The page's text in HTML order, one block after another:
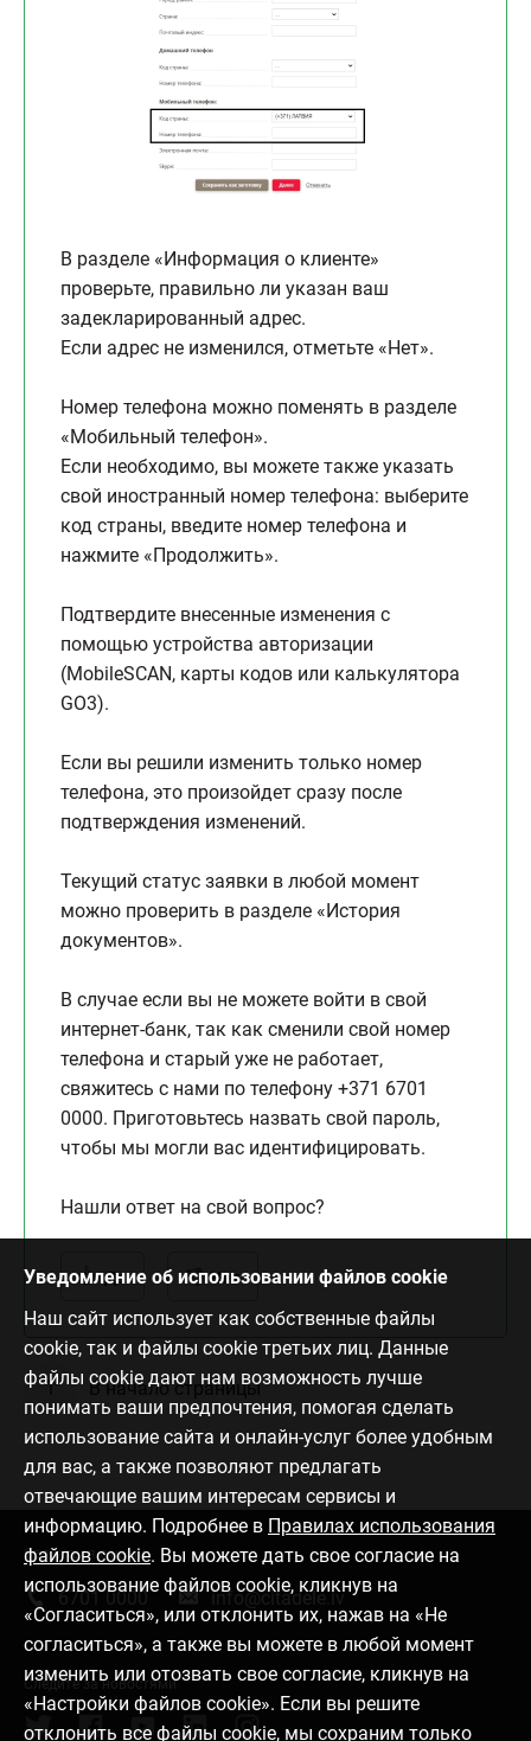
В разделе «Информация о клиенте»
проверьте, правильно ли указан ваш
задекларированный адрес.
Если адрес не изменился, отметьте «Нет».
Номер телефона можно поменять в разделе
«Мобильный телефон».
Если необходимо, вы можете также указать
свой иностранный номер телефона: выберите
код страны, введите номер телефона и
нажмите «Продолжить».
Подтвердите внесенные изменения с
помощью устройства авторизации
(MobileSCAN, карты кодов или калькулятора
GO3).
Если вы решили изменить только номер
телефона, это произойдет сразу после
подтверждения изменений.
Текущий статус заявки в любой момент
можно проверить в разделе «История
документов».
В случае если вы не можете войти в свой
интернет-банк, так как сменили свой номер
телефона и старый уже не работает,
свяжитесь с нами по телефону +371 6701
0000. Приготовьтесь назвать свой пароль,
чтобы мы могли вас идентифицировать.
Нашли ответ на свой вопрос?
Да Нет
В начало страницы
Уведомление об использовании файлов cookie
Наш сайт использует как собственные файлы
cookie, так и файлы cookie третьих лиц. Данные
файлы cookie дают нам возможность лучше
понимать ваши предпочтения, помогая сделать
использование сайта и онлайн-услуг более удобным
для вас, а также позволяют предлагать
отвечающие вашим интересам сервисы и
информацию. Подробнее в Правилах использования
файлов cookie. Вы можете дать свое согласие на
использование файлов cookie, кликнув на
«Согласиться», или отклонить их, нажав на «Не
согласиться», а также вы можете в любой момент
изменить или отозвать свое согласие, кликнув на
«Настройки файлов cookie». Если вы решите
отклонить все файлы cookie, мы сохраним только
Связаться с нами
6701 0000 info@citadele.lv
Следите за новостями